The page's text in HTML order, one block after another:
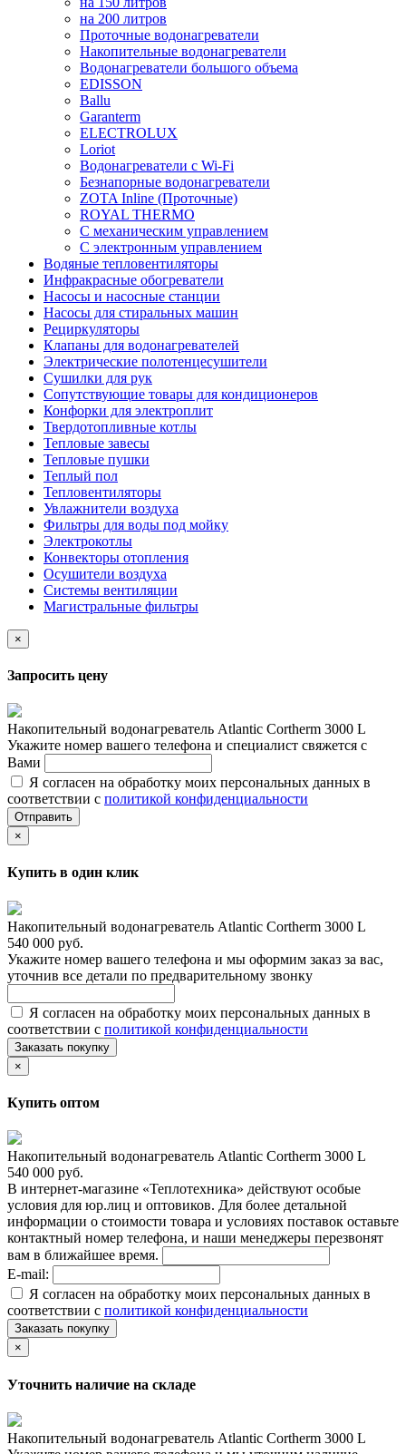
на 200 литров
Проточные водонагреватели
Накопительные водонагреватели
Водонагреватели большого объема
EDISSON
Ballu
Garanterm
ELECTROLUX
Loriot
Водонагреватели с Wi-Fi
Безнапорные водонагреватели
ZOTA Inline (Проточные)
ROYAL THERMO
С механическим управлением
С электронным управлением
Водяные тепловентиляторы
Инфракрасные обогреватели
Насосы и насосные станции
Насосы для стиральных машин
Рециркуляторы
Клапаны для водонагревателей
Электрические полотенцесушители
Сушилки для рук
Сопутствующие товары для кондиционеров
Конфорки для электроплит
Твердотопливные котлы
Тепловые завесы
Тепловые пушки
Теплый пол
Тепловентиляторы
Увлажнители воздуха
Фильтры для воды под мойку
Электрокотлы
Конвекторы отопления
Осушители воздуха
Системы вентиляции
Магистральные фильтры
×
Запросить цену
Накопительный водонагреватель Atlantic Cortherm 3000 L
Укажите номер вашего телефона и специалист свяжется с
Вами
Я согласен на обработку моих персональных данных в
соответствии с политикой конфиденциальности
Отправить
×
Купить в один клик
Накопительный водонагреватель Atlantic Cortherm 3000 L
540 000 руб.
Укажите номер вашего телефона и мы оформим заказ за вас,
уточнив все детали по предварительному звонку
Я согласен на обработку моих персональных данных в
соответствии с политикой конфиденциальности
Заказать покупку
×
Купить оптом
Накопительный водонагреватель Atlantic Cortherm 3000 L
540 000 руб.
В интернет-магазине «Теплотехника» действуют особые
условия для юр.лиц и оптовиков. Для более детальной
информации о стоимости товара и условиях поставок оставьте
контактный номер телефона, и наши менеджеры перезвонят
вам в ближайшее время.
E-mail:
Я согласен на обработку моих персональных данных в
соответствии с политикой конфиденциальности
Заказать покупку
×
Уточнить наличие на складе
Накопительный водонагреватель Atlantic Cortherm 3000 L